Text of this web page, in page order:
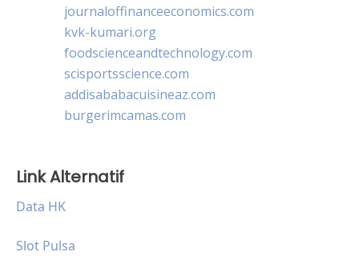
journaloffinanceeconomics.com
kvk-kumari.org
foodscienceandtechnology.com
scisportsscience.com
addisababacuisineaz.com
burgerimcamas.com
Link Alternatif
Data HK
Slot Pulsa